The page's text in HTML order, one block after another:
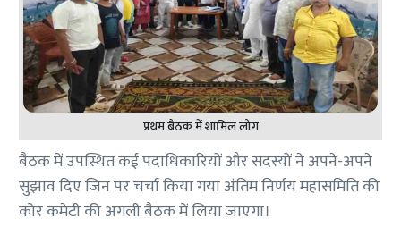
प्रथम बैठक में शामिल लोग
बैठक में उपस्थित कई पदाधिकारियों और सदस्यों ने अपने-अपने
सुझाव दिए जिन पर चर्चा किया गया अंतिम निर्णय महासमिति की
कोर कमेटी की अगली बैठक में लिया जाएगा।